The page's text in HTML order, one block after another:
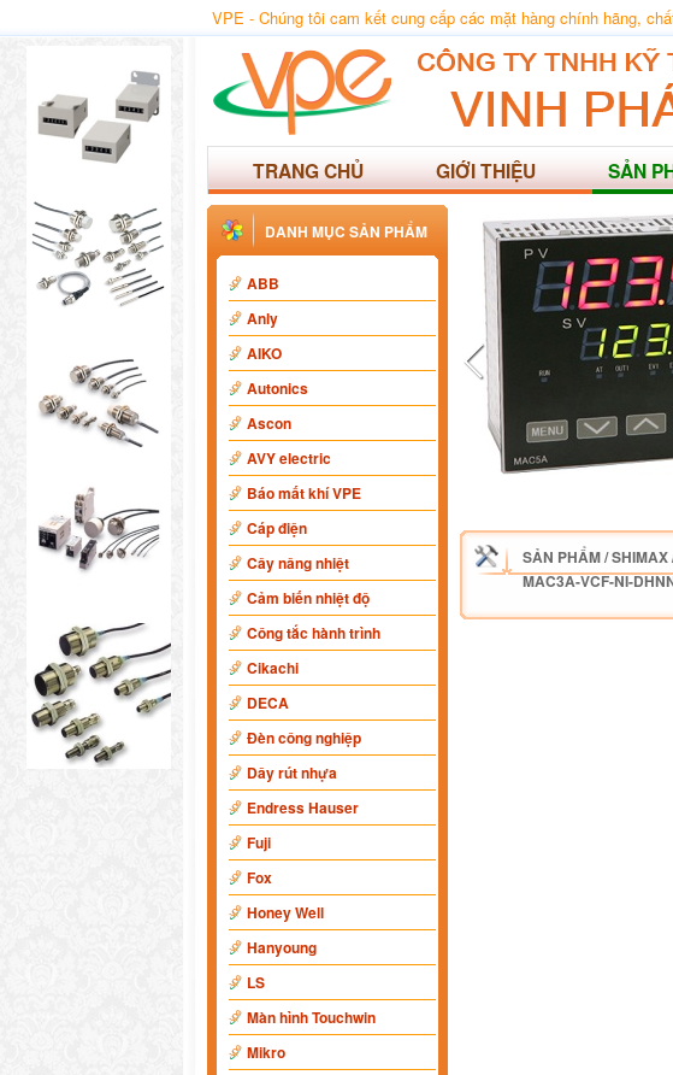
VPE - Chúng tôi cam kết cung cấp các mặt hàng chính hãng,
TRANG CHỦ GIỚI THIỆU SẢN
DANH MỤC SẢN PHẨM
ABB
Anly
AIKO
Autonics
Ascon
AVY electric
Báo mất khí VPE
Cáp điện
Cây nâng nhiệt
Cảm biến nhiệt độ
Công tắc hành trình
Cikachi
DECA
Đèn công nghiệp
Dây rút nhựa
Endress Hauser
Fuji
Fox
Honey Well
Hanyoung
LS
Màn hình Touchwin
Mikro
SẢN PHẨM/SHIMAX
MAC3A-VCF-NI-